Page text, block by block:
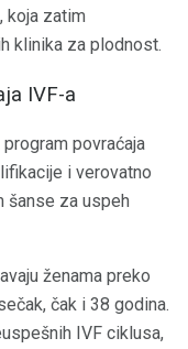
koja zatim
klinika za plodnost.
IVF-a
povraćaja
i verovatno
šanse za uspeh
ženama preko
čak i 38 godina.
IVF ciklusa,